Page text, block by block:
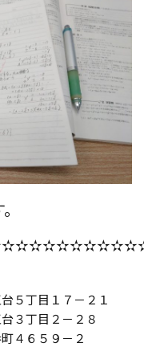
５丁目１７－２１
３丁目２－２８
４６５９－２